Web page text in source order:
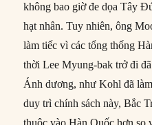
không bao giờ đe dọa Tây
hạt nhân. Tuy nhiên, ông
làm tiếc vì các tổng thống
thời Lee Myung-bak trở đi
Ánh dương, như Kohl đã
duy trì chính sách này, Bắc